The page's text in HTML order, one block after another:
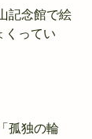
くってい